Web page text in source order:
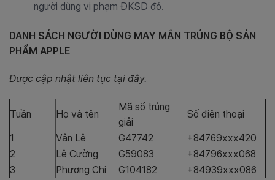
người dùng vi phạm ĐKSD đó.
DANH SÁCH NGƯỜI DÙNG MAY MẮN TRÚNG BỘ SẢN
PHẨM APPLE
Được cập nhật liên tục tại đây.
Tuần Họ và tên
Mã số trúng
giải
Số điện thoại
1 Vân Lê G47742
+84769xxx420
2
Lê Cường G59083
+84796xxx068
3
Phương Chi G104182 +84939xxx086